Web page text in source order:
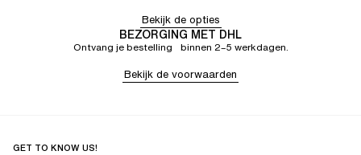
Bekijk de opties
BEZORGING MET DHL
Ontvang je bestelling binnen 2–5 werkdagen.
Bekijk de voorwaarden
GET TO KNOW US!